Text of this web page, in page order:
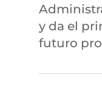
y da el
futuro